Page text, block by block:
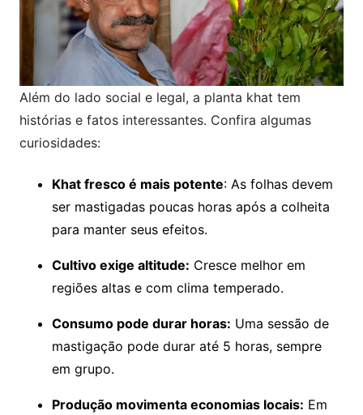
Além do lado social e legal, a planta khat tem
histórias e fatos interessantes. Confira algumas
curiosidades:
Khat fresco é mais potente: As folhas devem
ser mastigadas poucas horas após a colheita
para manter seus efeitos.
Cultivo exige altitude: Cresce melhor em
regiões altas e com clima temperado.
Consumo pode durar horas: Uma sessão de
mastigação pode durar até 5 horas, sempre
em grupo.
Produção movimenta economias locais: Em